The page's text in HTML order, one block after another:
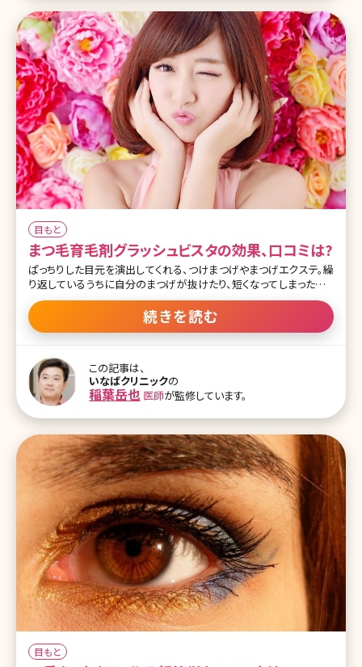
固定点数が多いほど
目もと
まつ毛育毛剤グラッシュビスタの効果、口コミは?
ぱっちりした目元を演出してくれる、つけまつげやまつげエクステ。繰
り返しているうちに自分のまつげが抜けたり、短くなってしまったりす
る人が多いのではないでしょうか。そんなまつげのダメージに悩む人
から人気が高いのがグラッシュビスタ。グラッシュビスタはまつげ育
毛剤として厚生労働省の認可を受けた医薬品です。ここでは、今人気
貧毛症に効くグラッシュビスタの効果とは 1-1.グラッシュビスタとは
1-2.グラッシュビスタの効果 1-3.グラッシュビスタの使い方 1-4.グラッ
シュビスタとルミガン、ラティースの違い 1-5.グラッシュビスタは保険
診療で処方してもらえる? 1-6.グラッシュビスタの副作用 1-7.グラッシ
ュビスタの口コミ 2.グラ
続きを読む
この記事は、
いなばクリニックの
稲葉岳也 医師が監修しています。
目もと